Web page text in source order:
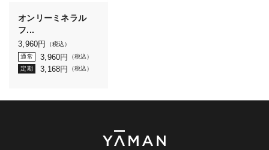
オンリーミネラル
フ...
3,960円
（税込）
通常
3,960円
（税込）
定期
3,168円 （税込）